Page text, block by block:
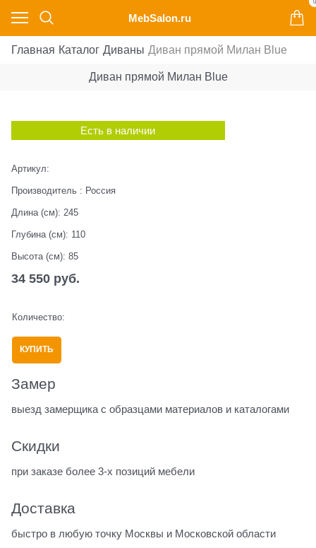
MebSalon.ru
0
Главная Каталог Диваны Диван прямой Милан Blue
Диван прямой Милан Blue
Есть в наличии
Артикул:
Производитель : Россия
Длина (см): 245
Глубина (см): 110
Высота (см): 85
34 550 руб.
Количество:
КУПИТЬ
Замер
выезд замерщика с образцами материалов и каталогами
Скидки
при заказе более 3-х позиций мебели
Доставка
быстро в любую точку Москвы и Московской области